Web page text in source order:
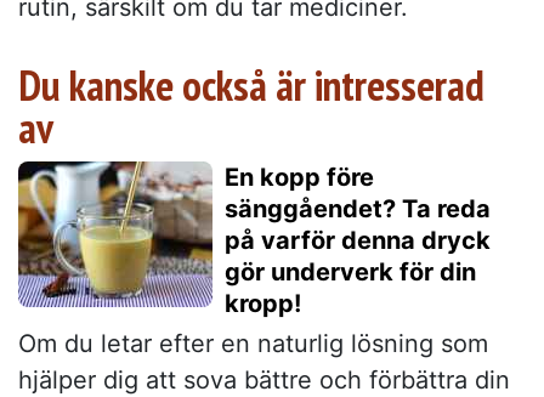
rutin, särskilt om du tar mediciner.
Du kanske också är intresserad
av
En kopp före
sänggåendet? Ta reda
på varför denna dryck
gör underverk för din
kropp!
Om du letar efter en naturlig lösning som
hjälper dig att sova bättre och förbättra din